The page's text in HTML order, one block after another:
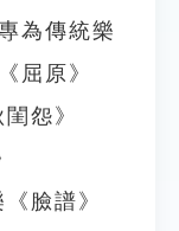
為傳統樂
屈原》
怨》
臉譜》